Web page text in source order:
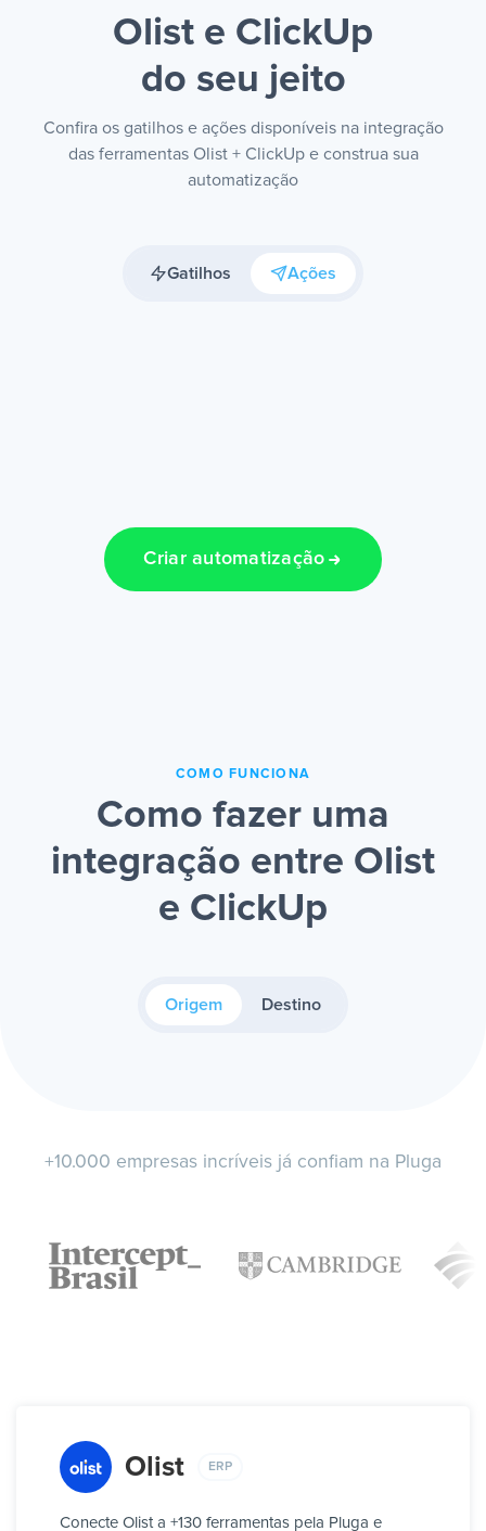
Olist e ClickUp
do seu jeito
Confira os gatilhos e ações disponíveis na integração
das ferramentas Olist + ClickUp e construa sua
automatização
Gatilhos Ações
Criar automatização
COMO FUNCIONA
Como fazer uma
integração entre Olist
e ClickUp
Origem Destino
+10.000 empresas incríveis já confiam na Pluga
Olist ERP
Conecte Olist a +130 ferramentas pela Pluga e